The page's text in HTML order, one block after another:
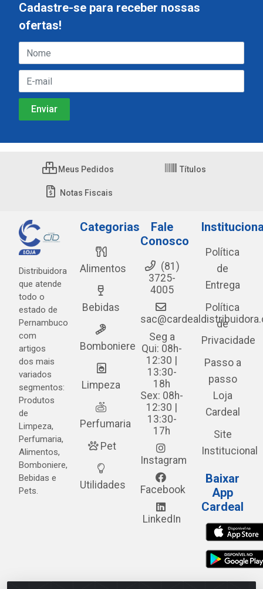
Cadastre-se para receber nossas
ofertas!
Meus Pedidos Títulos
Notas Fiscais
Distribuidora
que atende
todo o
estado de
Pernambuco
com
artigos
dos mais
variados
segmentos:
Produtos
de
Limpeza,
Perfumaria,
Alimentos,
Bomboniere,
Bebidas e
Pets.
Categorias
Alimentos
Bebidas
Bomboniere
Limpeza
Perfumaria
Pet
Utilidades
Fale
Conosco
(81)
3725-
4005
Seg a
Qui: 08h-
12:30 |
13:30-
18h
Sex: 08h-
12:30 |
13:30-
17h
Instagram
Facebook
LinkedIn
Política
de
Entrega
Política
de
Privacidade
Passo a
passo
Loja
Cardeal
Site
Institucional
Baixar
App
Cardeal